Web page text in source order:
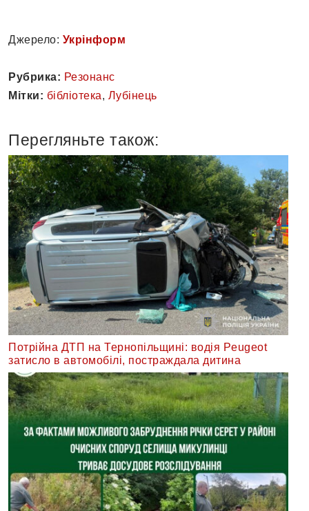
Джерело: Укрінформ
Рубрика: Резонанс
Мітки: бібліотека, Лубінець
Перегляньте також:
Потрійна ДТП на Тернопільщині: водія Peugeot
затисло в автомобілі, постраждала дитина